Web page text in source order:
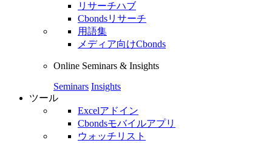
リサーチハブ
Cbondsリサーチ
用語集
メディア向けCbonds
Online Seminars & Insights
Seminars Insights
ツール
Excelアドイン
Cbondsモバイルアプリ
ウォッチリスト